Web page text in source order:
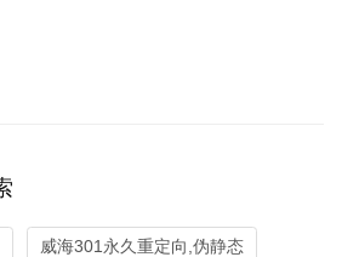
威海301永久重定向,伪静态